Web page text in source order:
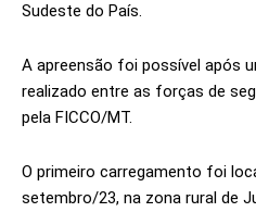
Sudeste do País.
A apreensão foi possível após
realizado entre as forças de
pela FICCO/MT.
O primeiro carregamento foi
setembro/23, na zona rural de